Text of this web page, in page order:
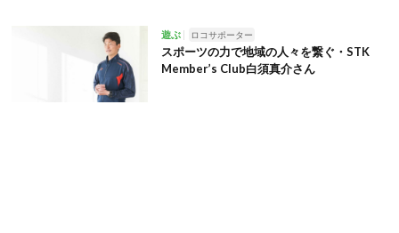
遊ぶ ロコサポーター
スポーツの力で地域の人々を繋ぐ・STK
Member’s Club白須真介さん